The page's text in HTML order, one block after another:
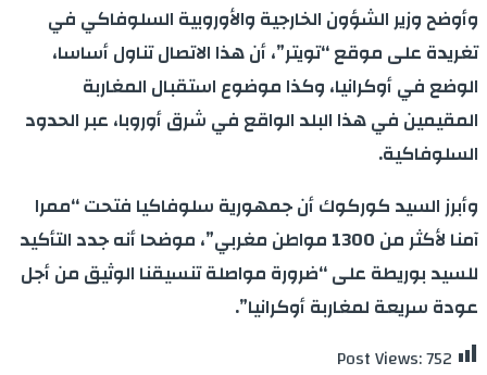
وأوضح وزير الشؤون الخارجية والأوروبية السلوفاكي في
تغريدة على موقع “تويتر”، أن هذا الاتصال تناول أساسا،
الوضع في أوكرانيا، وكذا موضوع استقبال المغاربة
المقيمين في هذا البلد الواقع في شرق أوروبا، عبر الحدود
السلوفاكية.
وأبرز السيد كوركوك أن جمهورية سلوفاكيا فتحت “ممرا
آمنا لأكثر من 1300 مواطن مغربي”، موضحا أنه جدد التأكيد
للسيد بوريطة على “ضرورة مواصلة تنسيقنا الوثيق من أجل
عودة سريعة لمغاربة أوكرانيا”.
Post Views:752